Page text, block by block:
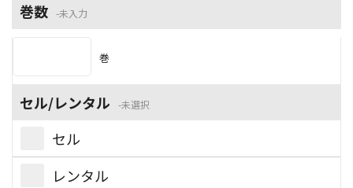
巻数 未入力
巻
セル/レンタル 未選択
セル
レンタル